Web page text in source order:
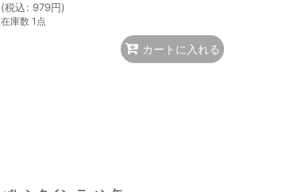
(税込: 979円)
在庫数 1点
カートに入れる